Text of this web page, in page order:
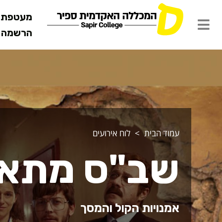
מעטפת
הרשמה
עמוד הבית לוח אירועים
שב"ס
אמנויות הקול והמסך